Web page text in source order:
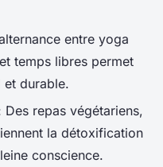
entre yoga
temps libres permet
et durable.
Des repas végétariens,
la détoxification
conscience.